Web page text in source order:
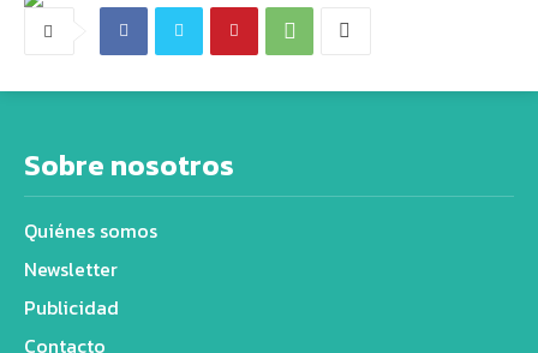
Sobre nosotros
Quiénes somos
Newsletter
Publicidad
Contacto